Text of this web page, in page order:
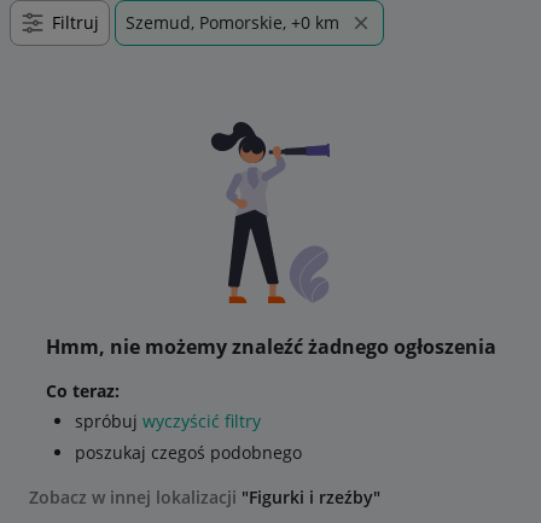
Filtruj Szemud, Pomorskie, +0 km
Hmm, nie możemy znaleźć żadnego ogłoszenia
Co teraz:
spróbuj wyczyścić filtry
poszukaj czegoś podobnego
Zobacz w innej lokalizacji "Figurki i rzeźby"